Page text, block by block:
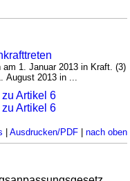
am 1. Januar 2013 in Kraft. (3)
August 2013 in ...
Artikel 6
Artikel 6
| Ausdrucken/PDF| nach oben